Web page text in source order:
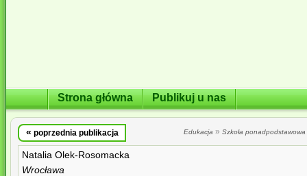
Strona główna Publikuj u nas
« poprzednia publikacja Edukacja » Szkoła ponadpodstawowa
Natalia Olek-Rosomacka
Wrocława